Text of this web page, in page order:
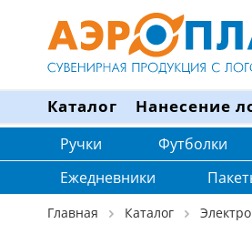
Каталог Нанесение
Ручки Футболки
Ежедневники
Главная Каталог